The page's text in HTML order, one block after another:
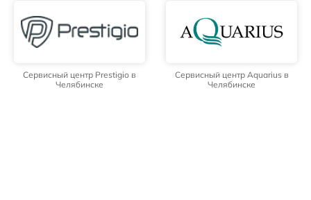
Сервисный центр Prestigio в
Челябинске
Сервисный центр Aquarius в
Челябинске